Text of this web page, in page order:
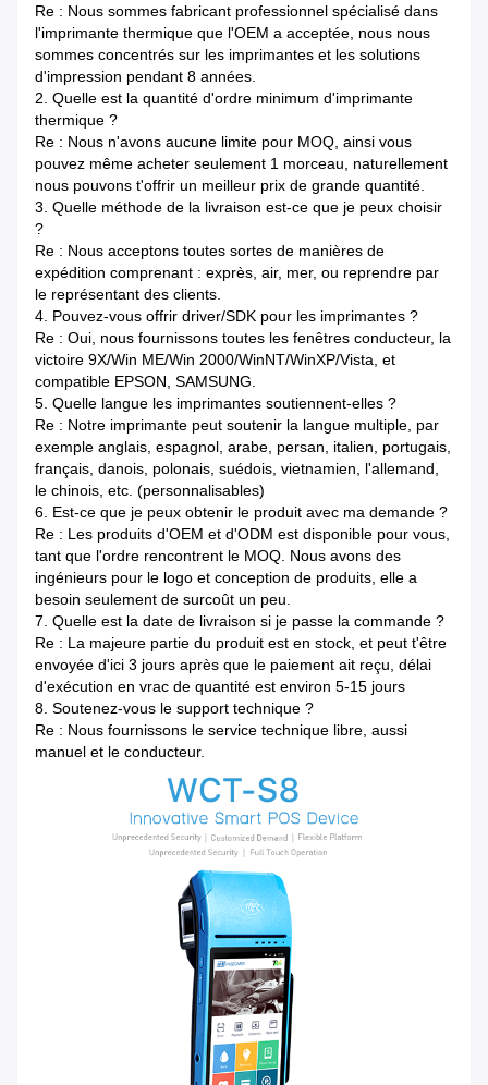
Re : Nous sommes fabricant professionnel spécialisé dans
l'imprimante thermique que l'OEM a acceptée, nous nous
sommes concentrés sur les imprimantes et les solutions
d'impression pendant 8 années.
2. Quelle est la quantité d'ordre minimum d'imprimante
thermique ?
Re : Nous n'avons aucune limite pour MOQ, ainsi vous
pouvez même acheter seulement 1 morceau, naturellement
nous pouvons t'offrir un meilleur prix de grande quantité.
3. Quelle méthode de la livraison est-ce que je peux choisir
?
Re : Nous acceptons toutes sortes de manières de
expédition comprenant : exprès, air, mer, ou reprendre par
le représentant des clients.
4. Pouvez-vous offrir driver/SDK pour les imprimantes ?
Re : Oui, nous fournissons toutes les fenêtres conducteur, la
victoire 9X/Win ME/Win 2000/WinNT/WinXP/Vista, et
compatible EPSON, SAMSUNG.
5. Quelle langue les imprimantes soutiennent-elles ?
Re : Notre imprimante peut soutenir la langue multiple, par
exemple anglais, espagnol, arabe, persan, italien, portugais,
français, danois, polonais, suédois, vietnamien, l'allemand,
le chinois, etc. (personnalisables)
6. Est-ce que je peux obtenir le produit avec ma demande ?
Re : Les produits d'OEM et d'ODM est disponible pour vous,
tant que l'ordre rencontrent le MOQ. Nous avons des
ingénieurs pour le logo et conception de produits, elle a
besoin seulement de surcoût un peu.
7. Quelle est la date de livraison si je passe la commande ?
Re : La majeure partie du produit est en stock, et peut t'être
envoyée d'ici 3 jours après que le paiement ait reçu, délai
d'exécution en vrac de quantité est environ 5-15 jours
8. Soutenez-vous le support technique ?
Re : Nous fournissons le service technique libre, aussi
manuel et le conducteur.